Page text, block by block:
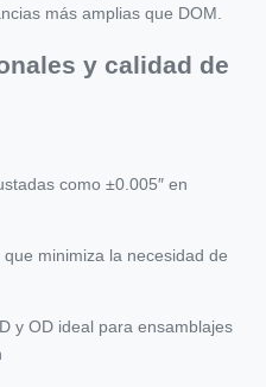
más amplias que DOM.
y calidad de
como ±0.005″ en
minimiza la necesidad de
y OD ideal para ensamblajes